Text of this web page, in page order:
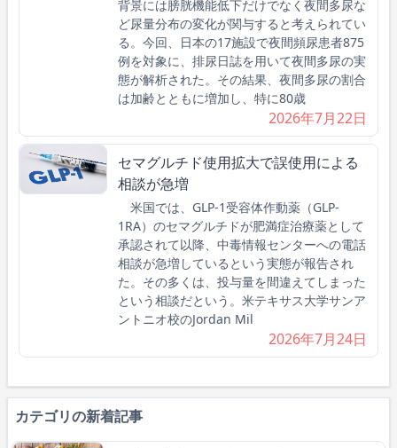
背景には膀胱機能低下だけでなく夜間多尿な
ど尿量分布の変化が関与すると考えられてい
る。今回、日本の17施設で夜間頻尿患者875
例を対象に、排尿日誌を用いて夜間多尿の実
態が解析された。その結果、夜間多尿の割合
は加齢とともに増加し、特に80歳
2026年7月22日
セマグルチド使用拡大で誤使用による
相談が急増
米国では、GLP-1受容体作動薬（GLP-
1RA）のセマグルチドが肥満症治療薬として
承認されて以降、中毒情報センターへの電話
相談が急増しているという実態が報告され
た。その多くは、投与量を間違えてしまった
という相談だという。米テキサス大学サンア
ントニオ校のJordan Mil
2026年7月24日
カテゴリの新着記事